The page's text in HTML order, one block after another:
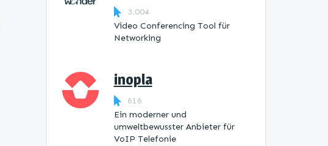
3.004
Video Conferencing Tool für
Networking
inopla
616
Ein moderner und
umweltbewusster Anbieter für
VoIP Telefonie